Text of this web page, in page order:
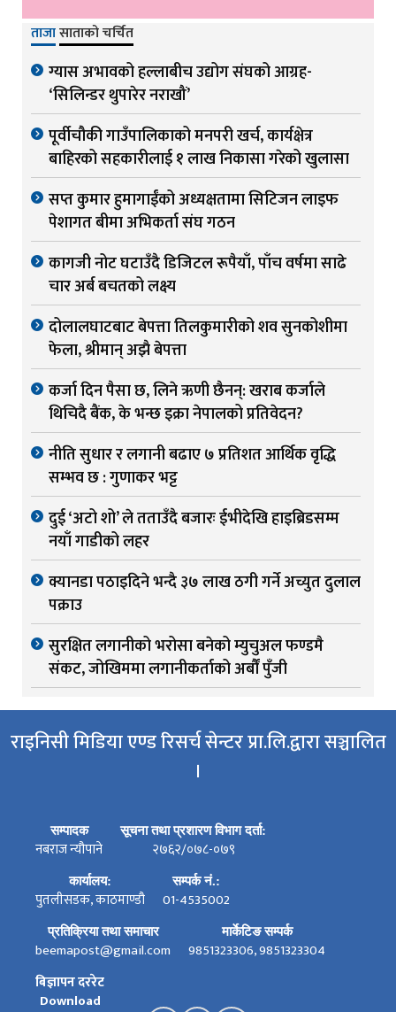
ताजासाताको चर्चित
ग्यास अभावको हल्लाबीच उद्योग संघको आग्रह-
‘सिलिन्डर थुपारेर नराखौं’
पूर्वीचौकी गाउँपालिकाको मनपरी खर्च, कार्यक्षेत्र
बाहिरको सहकारीलाई १ लाख निकासा गरेको खुलासा
सप्त कुमार हुमागाईंको अध्यक्षतामा सिटिजन लाइफ
पेशागत बीमा अभिकर्ता संघ गठन
कागजी नोट घटाउँदै डिजिटल रूपैयाँ, पाँच वर्षमा साढे
चार अर्ब बचतको लक्ष्य
दोलालघाटबाट बेपत्ता तिलकुमारीको शव सुनकोशीमा
फेला, श्रीमान् अझै बेपत्ता
कर्जा दिन पैसा छ, लिने ऋणी छैनन्: खराब कर्जाले
थिचिदै बैंक, के भन्छ इक्रा नेपालको प्रतिवेदन?
नीति सुधार र लगानी बढाए ७ प्रतिशत आर्थिक वृद्धि
सम्भव छ : गुणाकर भट्ट
दुई ‘अटो शो’ ले तताउँदै बजारः ईभीदेखि हाइब्रिडसम्म
नयाँ गाडीको लहर
क्यानडा पठाइदिने भन्दै ३७ लाख ठगी गर्ने अच्युत दुलाल
पक्राउ
सुरक्षित लगानीको भरोसा बनेको म्युचुअल फण्डमै
संकट, जोखिममा लगानीकर्ताको अर्बौं पुँजी
राइनिसी मिडिया एण्ड रिसर्च सेन्टर प्रा.लि.द्वारा सञ्चालित
।
सम्पादक
नबराज न्यौपाने
सूचना तथा प्रशारण विभाग दर्ता:
२७६२/०७८-०७९
कार्यालय:
पुतलीसडक, काठमाण्डौ
सम्पर्क नं.:
01-4535002
प्रतिक्रिया तथा समाचार
beemapost@gmail.com
मार्केटिङ सम्पर्क
9851323306, 9851323304
बिज्ञापन दररेट
Download